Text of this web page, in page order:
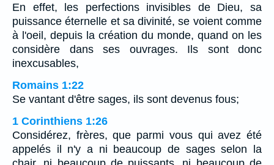
En effet, les perfections invisibles de Dieu, sa
puissance éternelle et sa divinité, se voient comme
à l'oeil, depuis la création du monde, quand on les
considère dans ses ouvrages. Ils sont donc
inexcusables,
Romains 1:22
Se vantant d'être sages, ils sont devenus fous;
1 Corinthiens 1:26
Considérez, frères, que parmi vous qui avez été
appelés il n'y a ni beaucoup de sages selon la